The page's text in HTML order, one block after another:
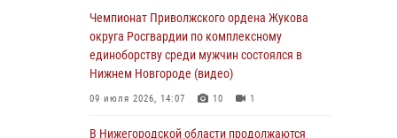
Нижегородские росгвардейцы за
прошедшую неделю выезжали более 750 раз
по сигналу «тревога»
13 июля 2026, 06:45
Росгвардейцы предотвратили серию краж в
Чемпионат Приволжского ордена Жукова
округа Росгвардии по комплексному
единоборству среди мужчин состоялся в
Нижнем Новгороде (видео)
09 июля 2026, 14:07 10 1
В Нижегородской области продолжаются